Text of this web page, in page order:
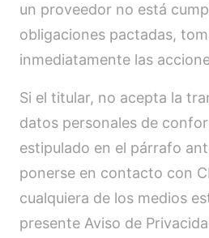
un proveedor no está
obligaciones pactadas,
inmediatamente las
Si el titular, no acepta la
datos personales de
estipulado en el párrafo
ponerse en contacto con
cualquiera de los medios
presente Aviso de